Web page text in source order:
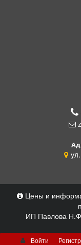
Цены и
ИП Павлова
Войти